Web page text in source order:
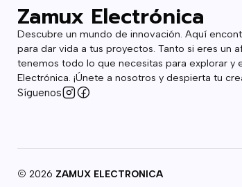
Zamux Electrónica
Descubre un mundo de innovación. Aquí
para dar vida a tus proyectos. Tanto si eres un
tenemos todo lo que necesitas para explorar y
Electrónica. ¡Únete a nosotros y despierta tu
Síguenos
2026 ZAMUX ELECTRONICA